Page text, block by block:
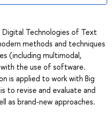
Digital Technologies of Text
methods and techniques
(including multimodal,
the use of software.
is applied to work with Big
to revise and evaluate and
as brand-new approaches.